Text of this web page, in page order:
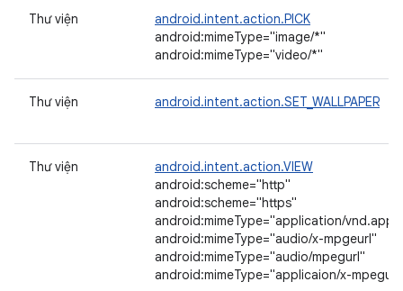
Thư viện
android.intent.action.PICK
android:mimeType="image/*"
android:mimeType="video/*"
Thư viện android.intent.action.SET_WALLPAPER
Thư viện
android.intent.action.VIEW
android:scheme="http"
android:scheme="https"
android:mimeType="application/
android:mimeType="audio/x-mpgeurl"
android:mimeType="audio/mpegurl"
android:mimeType="applicaion/x-